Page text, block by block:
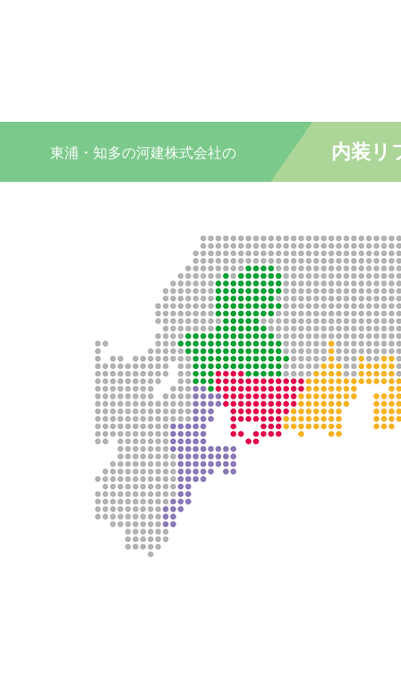
東浦・知多の河建株式会社の 内装リ